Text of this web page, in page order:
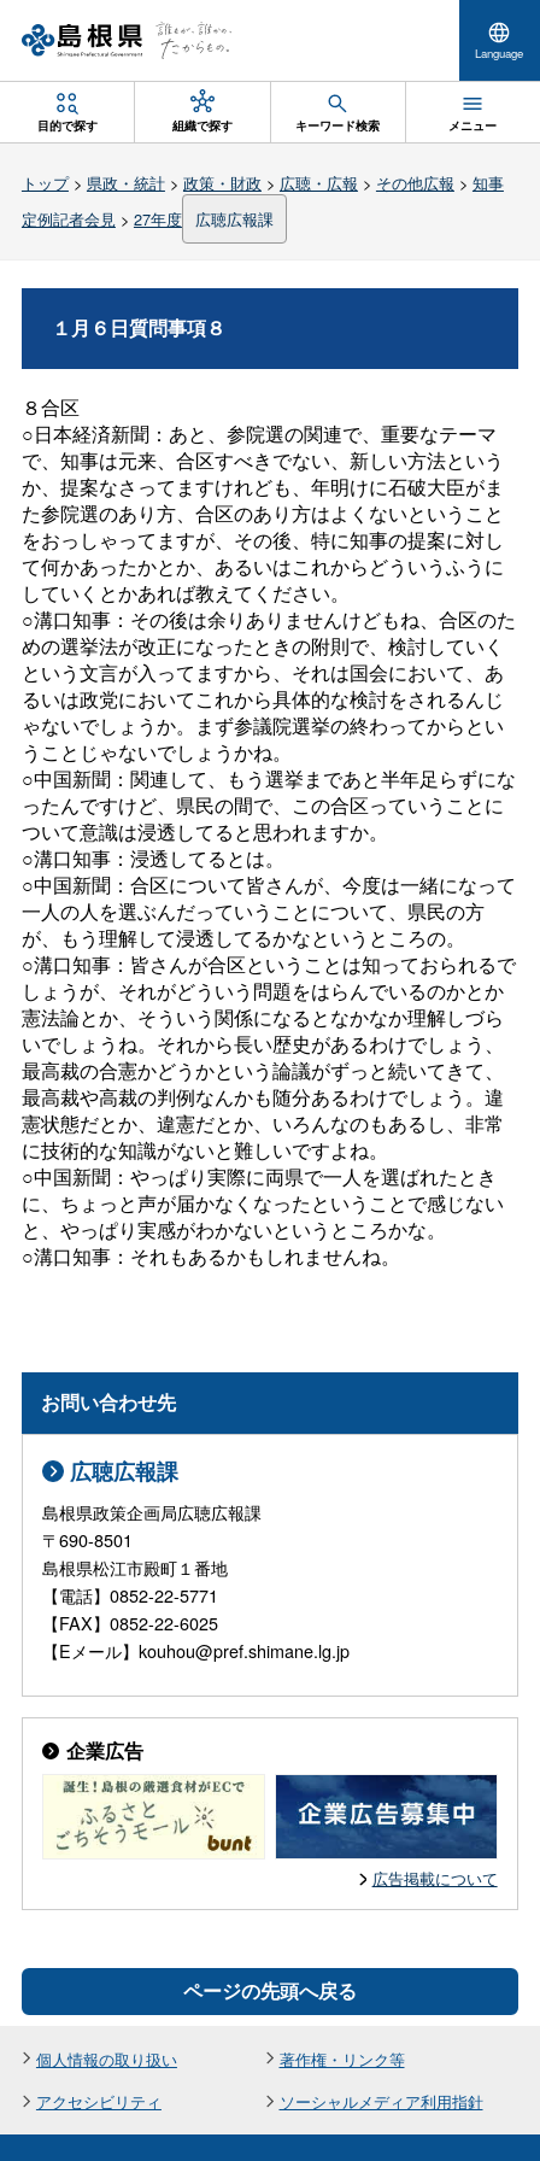
Language
目的で探す 組織で探す キーワード検索 メニュー
トップ> 県政・統計> 政策・財政 > 広聴・広報 > その他広報 > 知事
定例記者会見> 27年度 広聴広報課
１月６日質問事項８
８合区
○日本経済新聞：あと、参院選の関連で、重要なテーマ
で、知事は元来、合区すべきでない、新しい方法という
か、提案なさってますけれども、年明けに石破大臣がま
た参院選のあり方、合区のあり方はよくないということ
をおっしゃってますが、その後、特に知事の提案に対し
て何かあったかとか、あるいはこれからどういうふうに
していくとかあれば教えてください。
○溝口知事：その後は余りありませんけどもね、合区のた
めの選挙法が改正になったときの附則で、検討していく
という文言が入ってますから、それは国会において、あ
るいは政党においてこれから具体的な検討をされるんじ
ゃないでしょうか。まず参議院選挙の終わってからとい
うことじゃないでしょうかね。
○中国新聞：関連して、もう選挙まであと半年足らずにな
ったんですけど、県民の間で、この合区っていうことに
ついて意識は浸透してると思われますか。
○溝口知事：浸透してるとは。
○中国新聞：合区について皆さんが、今度は一緒になって
一人の人を選ぶんだっていうことについて、県民の方
が、もう理解して浸透してるかなというところの。
○溝口知事：皆さんが合区ということは知っておられるで
しょうが、それがどういう問題をはらんでいるのかとか
憲法論とか、そういう関係になるとなかなか理解しづら
いでしょうね。それから長い歴史があるわけでしょう、
最高裁の合憲かどうかという論議がずっと続いてきて、
最高裁や高裁の判例なんかも随分あるわけでしょう。違
憲状態だとか、違憲だとか、いろんなのもあるし、非常
に技術的な知識がないと難しいですよね。
○中国新聞：やっぱり実際に両県で一人を選ばれたとき
に、ちょっと声が届かなくなったということで感じない
と、やっぱり実感がわかないというところかな。
○溝口知事：それもあるかもしれませんね。
お問い合わせ先
広聴広報課
島根県政策企画局広聴広報課
〒690-8501
島根県松江市殿町１番地
【電話】0852-22-5771
【FAX】0852-22-6025
【Eメール】kouhou@pref.shimane.lg.jp
企業広告
広告掲載について
ページの先頭へ戻る
個人情報の取り扱い
著作権・リンク等
アクセシビリティ
ソーシャルメディア利用指針